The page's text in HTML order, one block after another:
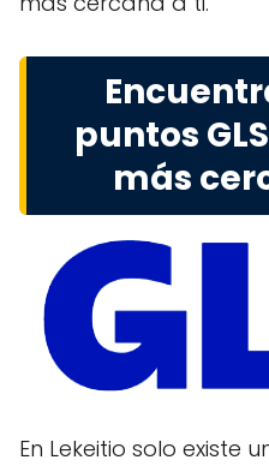
puntos
más
En Lekeitio solo existe